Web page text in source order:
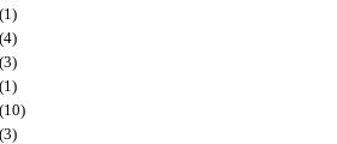
(1)
(4)
(3)
(1)
(10)
(3)